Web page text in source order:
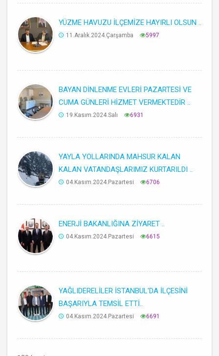
YÜZME HAVUZU İLÇEMİZE HAYIRLI OLSUN ..
11.Aralık.2024.Çarşamba 5997
BAYAN DİNLENME EVLERİ PAZARTESİ VE
CUMA GÜNLERİ HİZMET VERMEKTEDİR ..
19.Kasım.2024.Salı 6931
YAYLA YOLLARINDA MAHSUR KALAN
KALAN VATANDAŞLARIMIZ KURTARILDI ..
04.Kasım.2024.Pazartesi 6706
ENERJİ BAKANLIĞINA ZİYARET ..
04.Kasım.2024.Pazartesi 6615
YAĞLIDERELİLER İSTANBUL'DA İLÇESİNİ
BAŞARIYLA TEMSİL ETTİ..
04.Kasım.2024.Pazartesi 6691